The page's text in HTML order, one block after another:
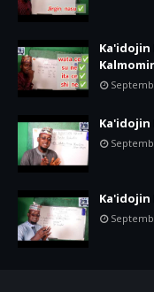
Ka'idojin
Ka'idojin
Ka'idojin